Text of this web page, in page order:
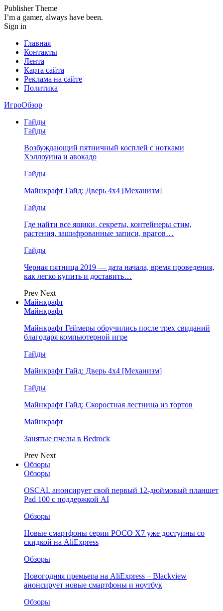
Publisher Theme
I’m a gamer, always have been.
Sign in
Главная
Контакты
Лента
Карта сайта
Реклама на сайте
Политика
ИгроОбзор
Гайды
Гайды
Возбуждающий пятничный косплей с нотками
Хэллоуина и авокадо
Гайды
Майнкрафт Гайд: Дверь 4х4 [Механизм]
Гайды
Где найти все ящики, секреты, контейнеры стим,
растения, зашифрованные записи, врагов…
Гайды
Черная пятница 2019 — дата начала, время проведения,
как легко купить и доставить…
Prev Next
Майнкрафт
Майнкрафт
Майнкрафт Геймеры обручились после трех свиданий
благодаря компьютерной игре
Гайды
Майнкрафт Гайд: Дверь 4х4 [Механизм]
Гайды
Майнкрафт Гайд: Скоростная лестница из тортов
Майнкрафт
Занятые пчелы в Bedrock
Prev Next
Обзоры
Обзоры
OSCAL анонсирует свой первый 12-дюймовый планшет
Pad 100 с поддержкой AI
Обзоры
Новые смартфоны серии POCO X7 уже доступны со
скидкой на AliExpress
Обзоры
Новогодняя премьера на AliExpress – Blackview
анонсирует новые смартфоны и ноутбук
Обзоры